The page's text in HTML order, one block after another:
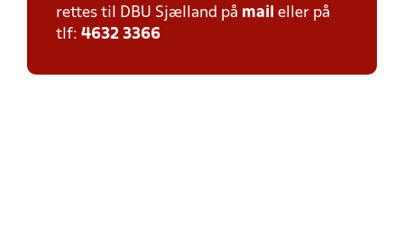
rettes til DBU Sjælland på mail eller på
tlf: 4632 3366